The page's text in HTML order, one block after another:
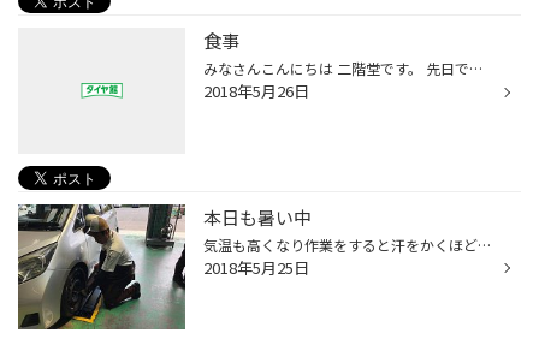
食事
みなさんこんにちは 二階堂です。 先日ですが 下松店で食事に行きました。 楽しい会だったので 夢中になり 写真を撮る事を忘れてしまいました。 肉が大好きな下松店。 だいたいご飯を食べに行く時は 焼肉なんです。 食べ放題大好きな下松店。 体育会系のように食べまくります。 とにかく 肉が大好き...
2018年5月26日
本日も暑い中
気温も高くなり作業をすると汗をかくほどに なりましたよ。 そんな中、今日も多くのお客様にご来店いただき ありがとうございます。 本日の作業（一部） ↓ 100ｋｍ点検 ↓ （安心・安全にご走行いただく為タイヤ交換後の 一番大事な点検です。専用工具で空気圧/ナットの締め確認） ↓ 空気圧点検 ↓ （...
2018年5月25日